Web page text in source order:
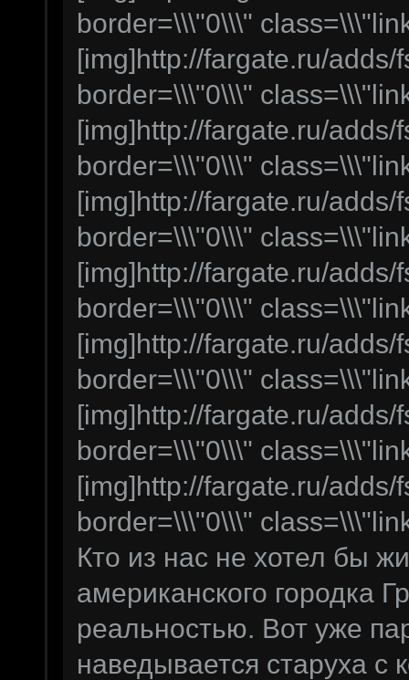
border=\\\"0\\\"
[img]http://fargate.ru/
border=\\\"0\\\"
[img]http://fargate.ru/
border=\\\"0\\\"
[img]http://fargate.ru/
border=\\\"0\\\"
[img]http://fargate.ru/
border=\\\"0\\\"
[img]http://fargate.ru/
border=\\\"0\\\"
[img]http://fargate.ru/
border=\\\"0\\\"
[img]http://fargate.ru/
border=\\\"0\\\"
Кто из нас не хотел бы
американского городка
реальностью. Вот уже
наведывается старуха с